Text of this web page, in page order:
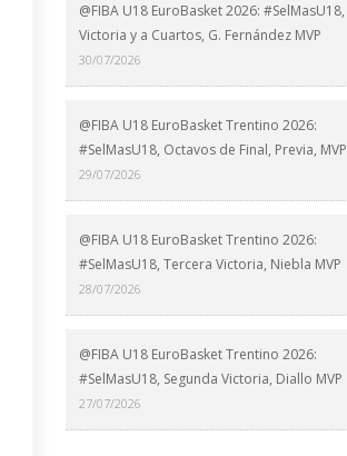
@FIBA U18 EuroBasket 2026: #SelMasU18,
Victoria y a Cuartos, G. Fernández MVP
30/07/2026
@FIBA U18 EuroBasket Trentino 2026:
#SelMasU18, Octavos de Final, Previa, MVP
29/07/2026
@FIBA U18 EuroBasket Trentino 2026:
#SelMasU18, Tercera Victoria, Niebla MVP
28/07/2026
@FIBA U18 EuroBasket Trentino 2026:
#SelMasU18, Segunda Victoria, Diallo MVP
27/07/2026